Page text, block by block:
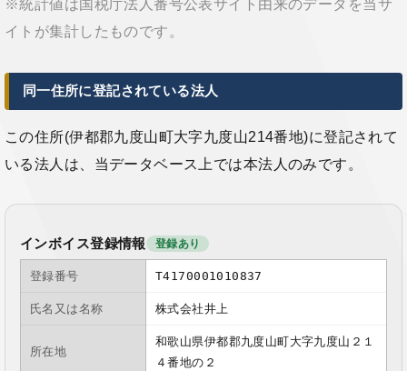
※統計値は国税庁法人番号公表サイト由来のデータを当サ
イトが集計したものです。
同一住所に登記されている法人
この住所(伊都郡九度山町大字九度山214番地)に登記されて
いる法人は、当データベース上では本法人のみです。
インボイス登録情報 登録あり
登録番号 T4170001010837
氏名又は名称 株式会社井上
所在地
和歌山県伊都郡九度山町大字九度山２１
４番地の２